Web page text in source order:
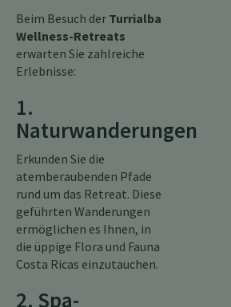
Beim Besuch der Turrialba
Wellness-Retreats
erwarten Sie zahlreiche
Erlebnisse:
1.
Naturwanderungen
Erkunden Sie die
atemberaubenden Pfade
rund um das Retreat. Diese
geführten Wanderungen
ermöglichen es Ihnen, in
die üppige Flora und Fauna
Costa Ricas einzutauchen.
2. Spa-